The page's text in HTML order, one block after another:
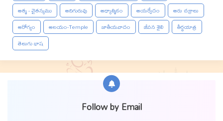
ఆత్మ - చైతన్యము
ఆదిగురువు ఆధ్యాత్మికం ఆయర్వేదం
ఆరు చక్రాలు
ఆరోగ్యం
ఆలయం-Temple జాతీయవాదం జీవన శైలి
తీర్థయాత్ర
తెలుగు భాష
Follow by Email